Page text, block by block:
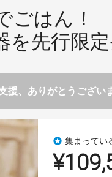
ごはん！
を先行限
援、ありがとうござい
stars 集まってい